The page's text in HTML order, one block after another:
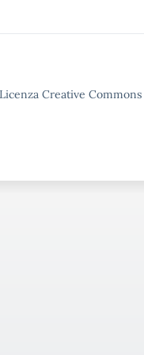
Creative